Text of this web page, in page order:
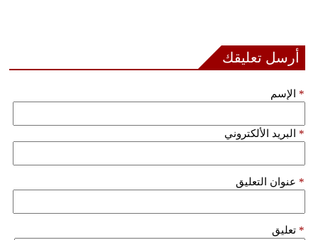
أرسل تعليقك
الإسم *
البريد الألكتروني *
عنوان التعليق *
تعليق *